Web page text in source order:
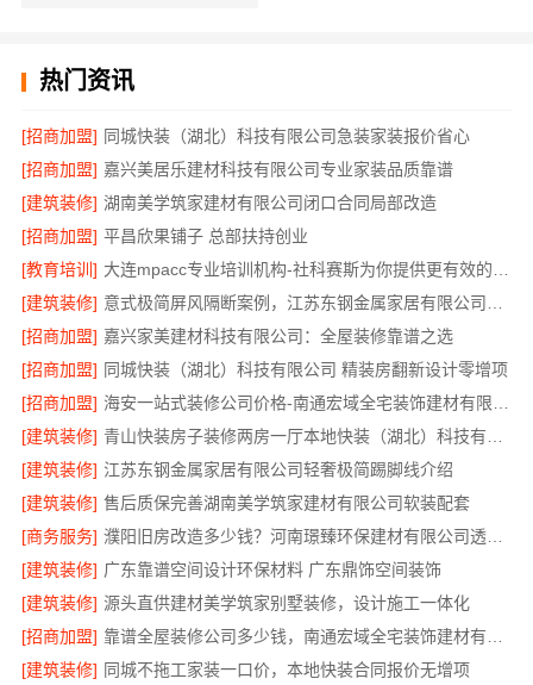
热门资讯
[招商加盟] 同城快装（湖北）科技有限公司急装家装报价省心
[招商加盟] 嘉兴美居乐建材科技有限公司专业家装品质靠谱
[建筑装修] 湖南美学筑家建材有限公司闭口合同局部改造
[招商加盟] 平昌欣果铺子 总部扶持创业
[教育培训]
[建筑装修]
[招商加盟] 嘉兴家美建材科技有限公司：全屋装修靠谱之选
[招商加盟] 同城快装（湖北）科技有限公司 精装房翻新设计零增项
[招商加盟]
[建筑装修]
[建筑装修] 江苏东钢金属家居有限公司轻奢极简踢脚线介绍
[建筑装修] 售后质保完善湖南美学筑家建材有限公司软装配套
[商务服务]
濮阳旧房改造多少钱？河南璟臻环保建材有限公司透明报价详解
[建筑装修] 广东靠谱空间设计环保材料 广东鼎饰空间装饰
[建筑装修] 源头直供建材美学筑家别墅装修，设计施工一体化
[招商加盟]
[建筑装修] 同城不拖工家装一口价，本地快装合同报价无增项